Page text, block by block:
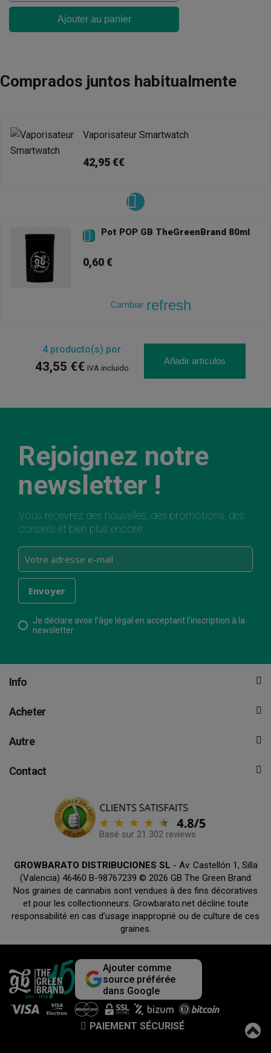
Ajouter au panier
Comprados juntos habitualmente
Vaporisateur Smartwatch
42,95 €€
 Pot POP GB TheGreenBrand 80ml
0,60 €
Cambiar refresh
4producto(s) por
43,55 €€ IVA incluido
Añadir artículos
Rejoignez notre
newsletter !
Vous recevrez des nouvelles, des promotions, des
conseils et bien plus encore.
Je déclare avoir l’âge légal en acceptant l’inscription à la
newsletter.
Info
Acheter
Autre
Contact
Basé sur 21 302 reviews
GROWBARATO DISTRIBUCIONES SL - Av. Castellón 1, Silla
(Valencia) 46460 B-98767239 © 2026 GB The Green Brand
Nos graines de cannabis sont vendues à des fins décoratives
et pour les collectionneurs. Growbarato.net décline toute
responsabilité en cas d’usage inapproprié ou de culture de ces
graines.
Ajouter comme
source préférée
dans Google
PAIEMENT SÉCURISÉ